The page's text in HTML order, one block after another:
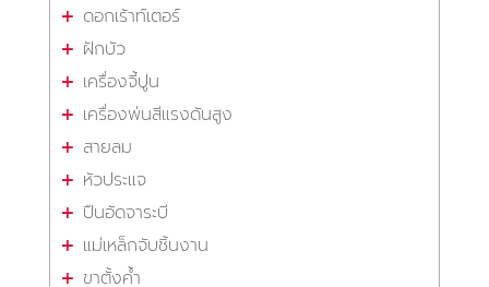
ดอกเร้าท์เตอร์
ฝักบัว
เครื่องจี้ปูน
เครื่องพ่นสีแรงดันสูง
สายลม
หัวประแจ
ปืนอัดจาระบี
แม่เหล็กจับชิ้นงาน
ขาตั้งค้ำ